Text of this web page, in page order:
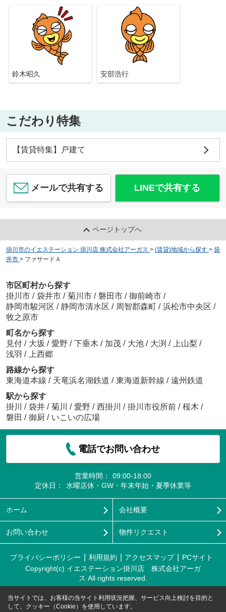
鈴木昭久 安部浩行
こだわり特集
【賃貸特集】戸建て
メールで共有する LINEで共有する
ページトップへ
掛川市のイエステーション 掛川店 株式会社アーガス > (賃貸)地域から探す > 袋
井市 > ファサードＡ
市区町村から探す
掛川市 / 袋井市 / 菊川市 / 磐田市 / 御前崎市 /
静岡市駿河区 / 静岡市清水区 / 周智郡森町 / 浜松市中央区 /
牧之原市
町名から探す
見付 / 大坂 / 愛野 / 下垂木 / 加茂 / 大池 / 大渕 / 上山梨 /
浅羽 /
上西郷
路線から探す
東海道本線 / 天竜浜名湖鉄道 / 東海道新幹線 / 遠州鉄道
駅から探す
掛川
/ 袋井 / 菊川 / 愛野 / 西掛川 / 掛川市役所前 / 桜木 /
磐田 / 御厨 / いこいの広場
電話でお問い合わせ
営業時間：
09:00-18:00
定休日：
水曜店休・GW・年末年始・夏季休業等
ホーム 会社概要
お問い合わせ 物件リクエスト
プライバシーポリシー 利用規約 アクセスマップ
PCサイト
Copyright(c) イエステーション掛川店 株式会社アーガ
ス All rights reserved.
当サイトでは、お客様の当サイト利用状況把握、サービス向上検討を目的と
して、クッキー（Cookie）を使用しています。